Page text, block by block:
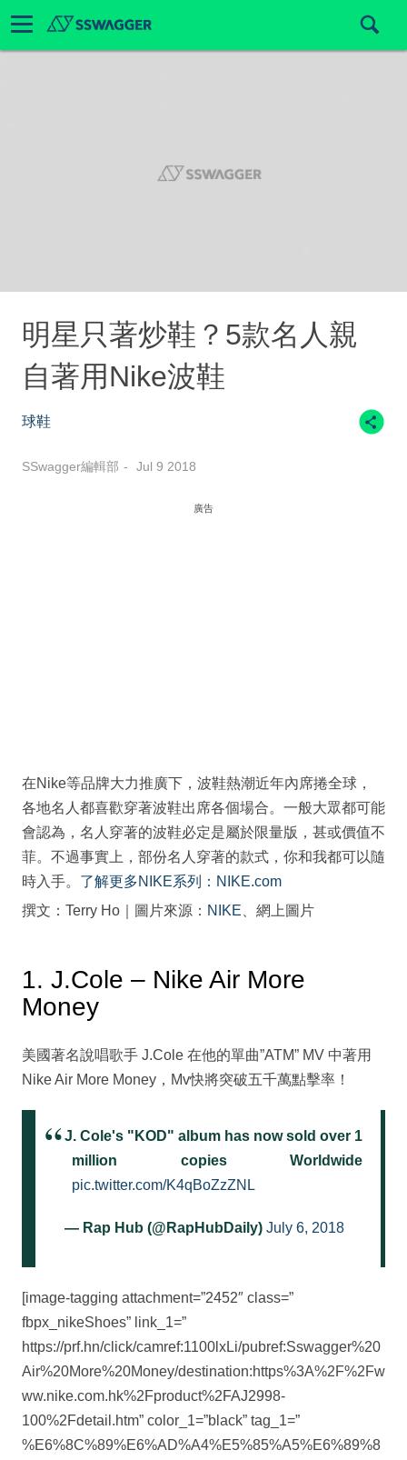
明星只著炒鞋？5款名人親
自著用Nike波鞋
球鞋
SSwagger編輯部 Jul 9 2018
廣告
在Nike等品牌大力推廣下，波鞋熱潮近年內席捲全球，
各地名人都喜歡穿著波鞋出席各個場合。一般大眾都可能
會認為，名人穿著的波鞋必定是屬於限量版，甚或價值不
菲。不過事實上，部份名人穿著的款式，你和我都可以隨
時入手。 了解更多NIKE系列：NIKE.com
撰文：Terry Ho｜圖片來源： NIKE 、網上圖片
1. J.Cole – Nike Air More
Money
美國著名說唱歌手 J.Cole 在他的單曲”ATM” MV 中著用
Nike Air More Money，Mv快將突破五千萬點擊率！
J. Cole's "KOD" album has now sold over 1
million copies Worldwide
pic.twitter.com/K4qBoZzZNL
— Rap Hub (@RapHubDaily) July 6, 2018
[image-tagging attachment=”2452″ class=”
fbpx_nikeShoes” link_1=”
https://prf.hn/click/camref:1100lxLi/pubref:Sswagger%20
Air%20More%20Money/destination:https%3A%2F%2Fw
ww.nike.com.hk%2Fproduct%2FAJ2998-
100%2Fdetail.htm” color_1=”black” tag_1=”
%E6%8C%89%E6%AD%A4%E5%85%A5%E6%89%8